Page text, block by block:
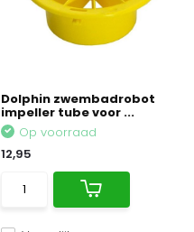
Dolphin zwembadrobot
impeller tube voor ...
Op voorraad
12,95